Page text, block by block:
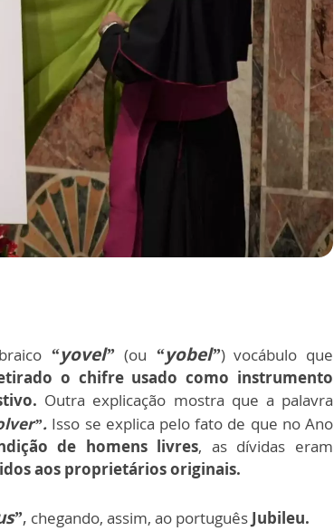
“yovel” (ou “yobel”) vocábulo que
o chifre usado como instrumento
Outra explicação mostra que a palavra
Isso se explica pelo fato de que no Ano
de homens livres, as dívidas eram
aos proprietários originais.
, chegando, assim, ao português Jubileu.